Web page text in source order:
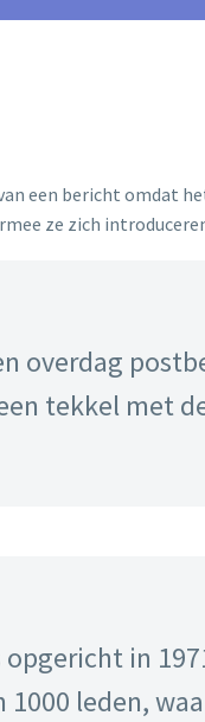
een bericht omdat
ze zich
overdag
tekkel met
opgericht in
leden,